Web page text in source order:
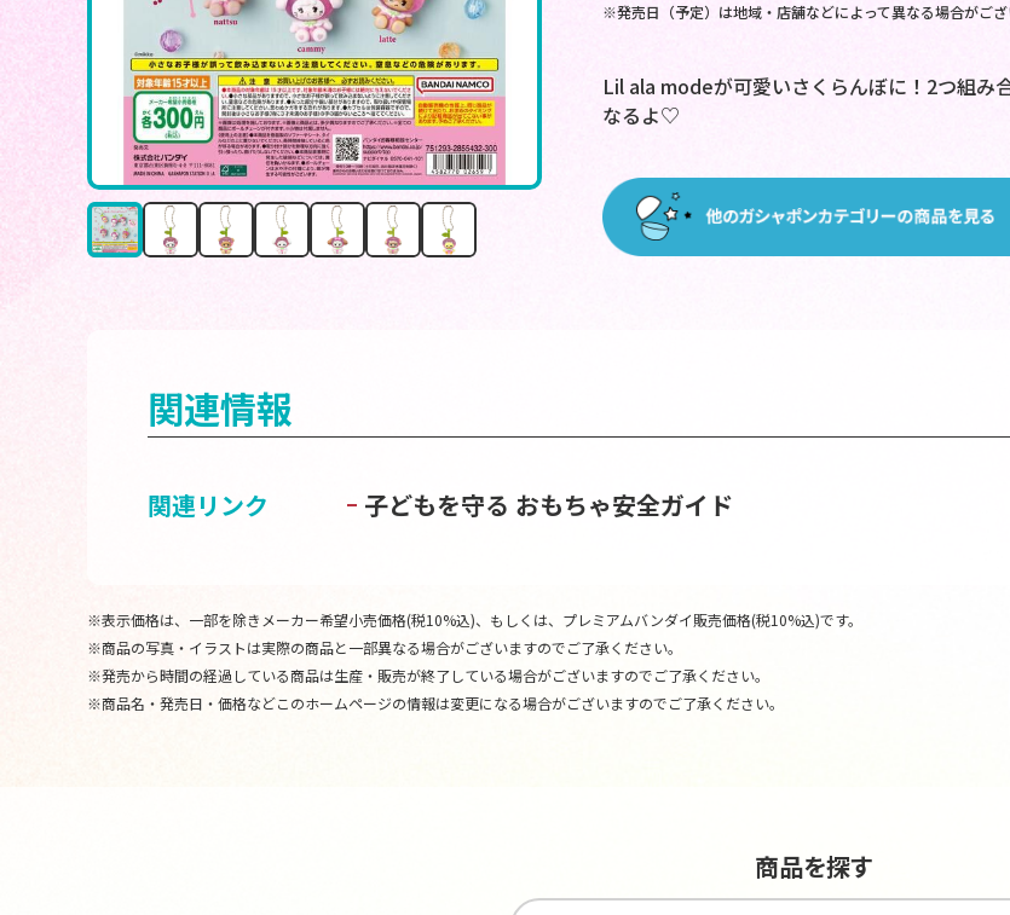
※発売日（予定）は地域・店舗などによって異なる場合がござ
Lil ala modeが可愛いさくらんぼに！2つ組み
なるよ♡
関連情報
関連リンク 子どもを守る おもちゃ安全ガイド
※表示価格は、一部を除きメーカー希望小売価格(税10%込)、もしくは、プレミアムバンダイ販売価格(税10%込)です。
※商品の写真・イラストは実際の商品と一部異なる場合がございますのでご了承ください。
※発売から時間の経過している商品は生産・販売が終了している場合がございますのでご了承ください。
※商品名・発売日・価格などこのホームページの情報は変更になる場合がございますのでご了承ください。
商品を探す